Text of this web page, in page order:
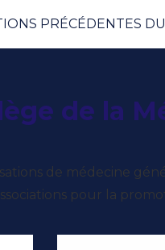
PRÉCÉDENTES
de la
de médecine
pour la